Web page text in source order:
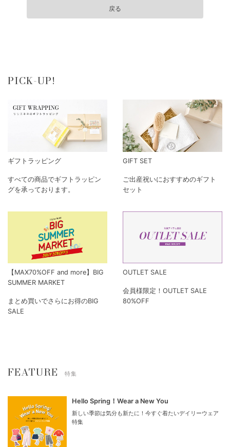
PICK-UP!
ギフトラッピング
すべての商品でギフトラッピン
グを承っております。
GIFT SET
ご出産祝いにおすすめのギフト
セット
【MAX70%OFF and more】BIG
SUMMER MARKET
まとめ買いでさらにお得のBIG
SALE
OUTLET SALE
会員様限定！OUTLET SALE
80%OFF
FEATURE 特集
Hello Spring！Wear a New You
新しい季節は気分も新たに！今すぐ着たいデイリーウェア
特集